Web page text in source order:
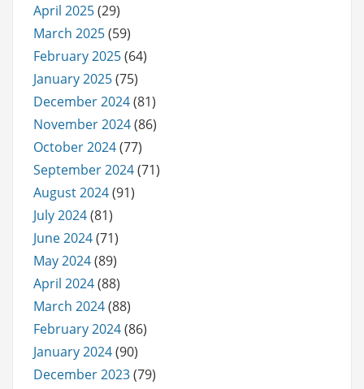
April 2025(29)
March 2025(59)
February 2025(64)
January 2025(75)
December 2024(81)
November 2024(86)
October 2024(77)
September 2024(71)
August 2024(91)
July 2024(81)
June 2024(71)
May 2024(89)
April 2024(88)
March 2024(88)
February 2024(86)
January 2024(90)
December 2023(79)